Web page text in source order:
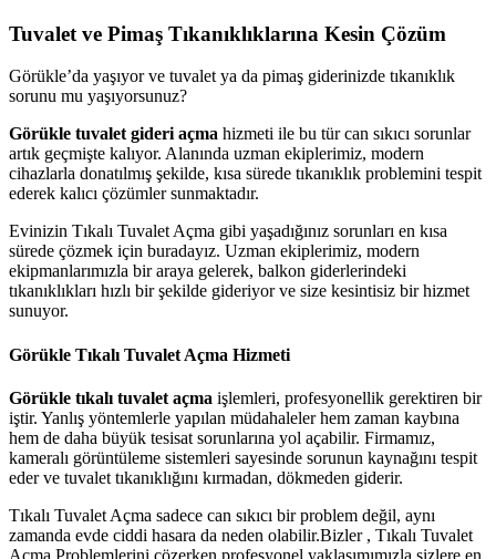
Tuvalet ve Pimaş Tıkanıklıklarına Kesin Çözüm
Görükle’da yaşıyor ve tuvalet ya da pimaş giderinizde tıkanıklık
sorunu mu yaşıyorsunuz?
Görükle tuvalet gideri açma hizmeti ile bu tür can sıkıcı sorunlar
artık geçmişte kalıyor. Alanında uzman ekiplerimiz, modern
cihazlarla donatılmış şekilde, kısa sürede tıkanıklık problemini tespit
ederek kalıcı çözümler sunmaktadır.
Evinizin Tıkalı Tuvalet Açma gibi yaşadığınız sorunları en kısa
sürede çözmek için buradayız. Uzman ekiplerimiz, modern
ekipmanlarımızla bir araya gelerek, balkon giderlerindeki
tıkanıklıkları hızlı bir şekilde gideriyor ve size kesintisiz bir hizmet
sunuyor.
Görükle Tıkalı Tuvalet Açma Hizmeti
Görükle tıkalı tuvalet açma işlemleri, profesyonellik gerektiren bir
iştir. Yanlış yöntemlerle yapılan müdahaleler hem zaman kaybına
hem de daha büyük tesisat sorunlarına yol açabilir. Firmamız,
kameralı görüntüleme sistemleri sayesinde sorunun kaynağını tespit
eder ve tuvalet tıkanıklığını kırmadan, dökmeden giderir.
Tıkalı Tuvalet Açma sadece can sıkıcı bir problem değil, aynı
zamanda evde ciddi hasara da neden olabilir.Bizler , Tıkalı Tuvalet
Açma Problemlerini çözerken profesyonel yaklaşımımızla sizlere en